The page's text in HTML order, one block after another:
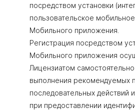
посредством установки
пользовательское
Мобильного приложения.
Регистрация посредством
Мобильного приложения
Лицензиатом
выполнения рекомендуемых
последовательных действий
при предоставлении